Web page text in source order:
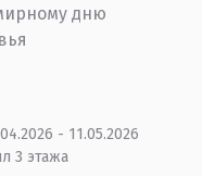
дню
- 11.05.2026
3 этажа